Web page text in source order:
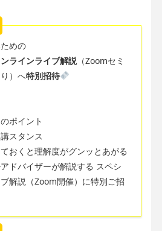
めの
ラインライブ解説（Zoomセミ
）へ特別招待
ポイント
スタンス
おくと理解度がグンッとあがる
ドバイザーが解説する スペシ
解説（Zoom開催）に特別ご招